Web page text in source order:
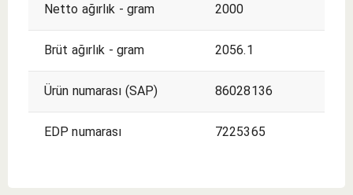
Netto ağırlık - gram 2000
Brüt ağırlık - gram 2056.1
Ürün numarası (SAP) 86028136
EDP numarası 7225365